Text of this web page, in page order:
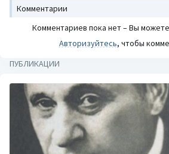
Комментарии
Комментариев пока нет – Вы
Авторизуйтесь, чтобы
ПУБЛИКАЦИИ